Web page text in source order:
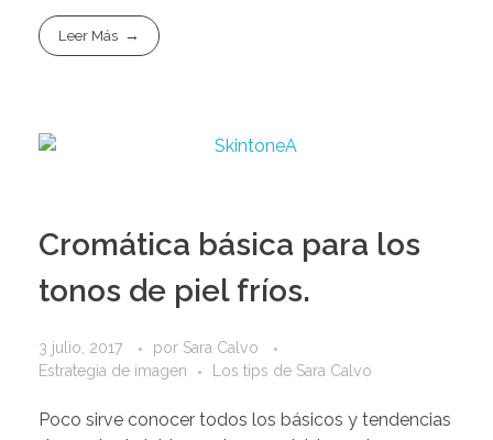
Leer Más
Cromática básica para los
tonos de piel fríos.
3 julio, 2017 por Sara Calvo
Estrategia de imagen
Los tips de Sara Calvo
Poco sirve conocer todos los básicos y tendencias